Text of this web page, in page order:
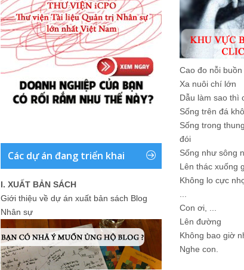
Các dự án đang triển khai
I. XUẤT BẢN SÁCH
Giới thiệu về dự án xuất bản sách Blog
Nhân sự
Cao đo nỗi buồn
Xa nuôi chí lớn
Dẫu làm sao thì
Sống trên đá
Sống trong
đói
Sống như sông
Lên thác xuống
Không lo cực
Con ơi, ...
Lên đường
Không bao giờ
Nghe con.